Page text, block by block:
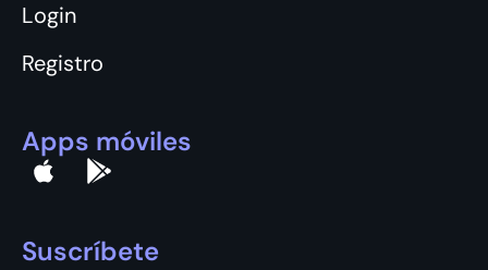
Login
Registro
Apps móviles
Suscríbete